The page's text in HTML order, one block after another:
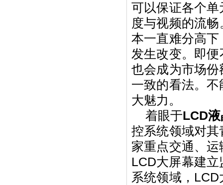
可以保证各个
度与视频的流
本一直难分高
发生改变。即
也会成为市场
一致的看法。
大魅力。
着眼于LCD
控系统领域对
家重点交通、
LCD大屏幕建
系统领域，